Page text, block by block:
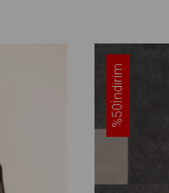
%50
İndirim